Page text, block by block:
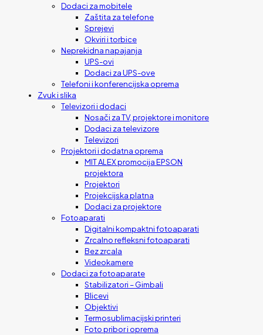
Dodaci za mobitele
Zaštita za telefone
Sprejevi
Okviri i torbice
Neprekidna napajanja
UPS-ovi
Dodaci za UPS-ove
Telefoni i konferencijska oprema
Zvuk i slika
Televizori i dodaci
Nosači za TV, projektore i monitore
Dodaci za televizore
Televizori
Projektori i dodatna oprema
MIT ALEX promocija EPSON
projektora
Projektori
Projekcijska platna
Dodaci za projektore
Fotoaparati
Digitalni kompaktni fotoaparati
Zrcalno refleksni fotoaparati
Bez zrcala
Videokamere
Dodaci za fotoaparate
Stabilizatori – Gimbali
Blicevi
Objektivi
Termosublimacijski printeri
Foto pribor i oprema